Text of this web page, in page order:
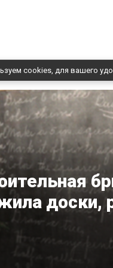
cookies, для вашего
доски,